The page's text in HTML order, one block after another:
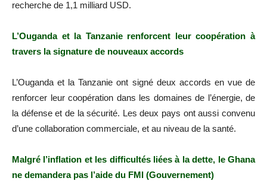
recherche de 1,1 milliard USD.
L’Ouganda et la Tanzanie renforcent leur coopération à
travers la signature de nouveaux accords
L’Ouganda et la Tanzanie ont signé deux accords en vue de
renforcer leur coopération dans les domaines de l’énergie, de
la défense et de la sécurité. Les deux pays ont aussi convenu
d’une collaboration commerciale, et au niveau de la santé.
Malgré l’inflation et les difficultés liées à la dette, le Ghana
ne demandera pas l’aide du FMI (Gouvernement)